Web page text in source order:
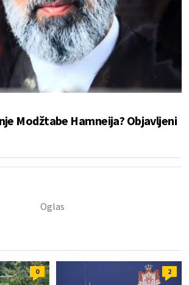
Modžtabe Hamneija? Objavljeni
0 2